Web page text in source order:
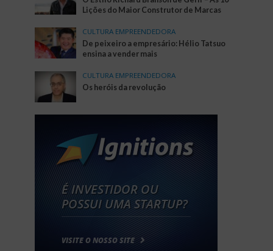
Lições do Maior Construtor de Marcas
CULTURA EMPREENDEDORA
De peixeiro a empresário: Hélio Tatsuo
ensina a vender mais
CULTURA EMPREENDEDORA
Os heróis da revolução